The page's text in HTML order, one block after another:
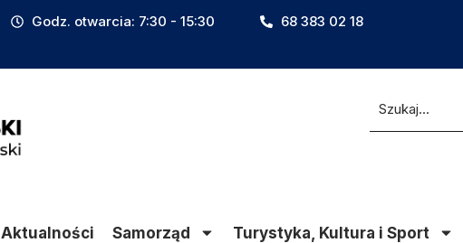
Godz. otwarcia: 7:30 - 15:30 68 383 02 18
Aktualności Samorząd Turystyka, Kultura i Sport